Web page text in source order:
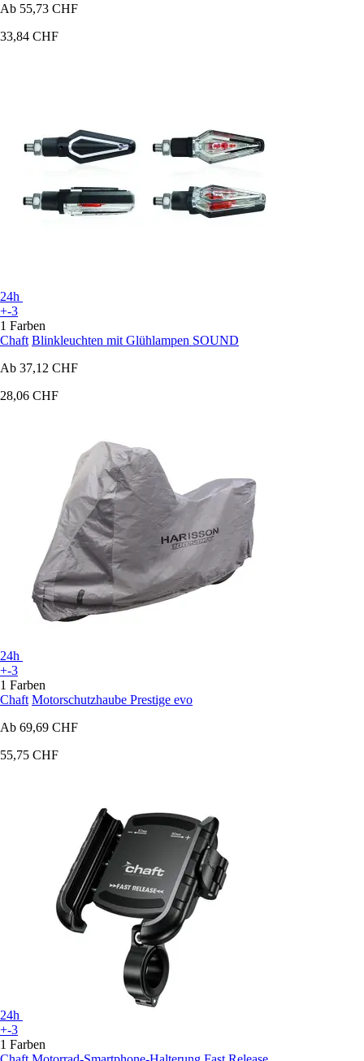
Ab 55,73 CHF
33,84 CHF
24h
+-3
1 Farben
Chaft Blinkleuchten mit Glühlampen SOUND
Ab 37,12 CHF
28,06 CHF
24h
+-3
1 Farben
Chaft Motorschutzhaube Prestige evo
Ab 69,69 CHF
55,75 CHF
24h
+-3
1 Farben